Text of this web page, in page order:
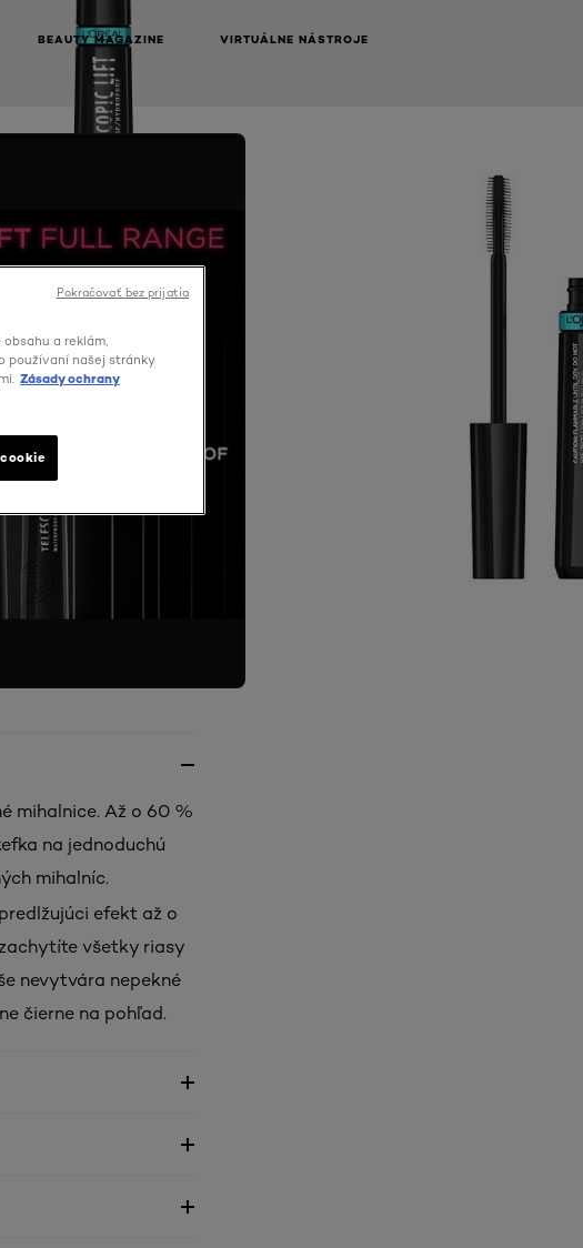
BEAUTY MAGAZINE VIRTUÁLNE NÁSTROJE
mihalnice. Až o 60 %
na jednoduchú
mihalníc.
efekt až o
všetky riasy
nevytvára nepekné
čierne na pohľad.
a reklám,
používaní našej stránky
Zásady ochrany
Pokračovať bez prijatia